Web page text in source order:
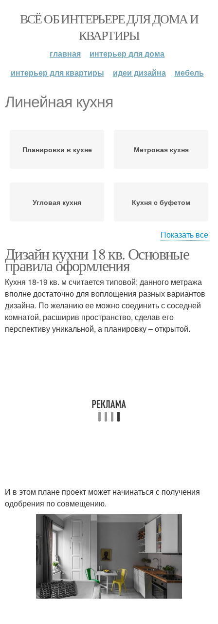
ВСЁ ОБ ИНТЕРЬЕРЕ ДЛЯ ДОМА И
КВАРТИРЫ
главная
интерьер для дома
интерьер для квартиры
идеи дизайна мебель
Линейная кухня
Планировки в кухне Метровая кухня
Угловая кухня Кухня с буфетом
Кухня с полуостровом Прямоугольная кухня
Кухня с параллельной
планировкой
П-образная кухня
Показать все
Дизайн кухни 18 кв. Основные
правила оформления
Кухня 18-19 кв. м считается типовой: данного метража
вполне достаточно для воплощения разных вариантов
дизайна. По желанию ее можно соединить с соседней
комнатой, расширив пространство, сделав его
перспективу уникальной, а планировку – открытой.
И в этом плане проект может начинаться с получения
одобрения по совмещению.